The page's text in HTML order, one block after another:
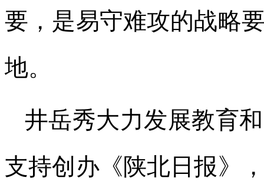
要，是易守难攻的战略
地。
井岳秀大力发展教育
支持创办《陕北日报》